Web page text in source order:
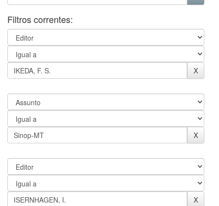
Filtros correntes: